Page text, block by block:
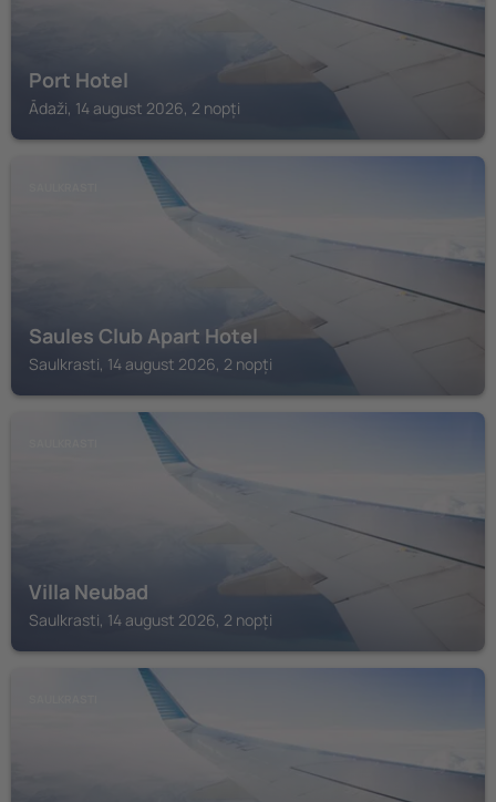
Port Hotel
Ādaži, 14 august 2026, 2 nopți
Saules Club Apart Hotel
Saulkrasti, 14 august 2026, 2 nopți
Villa Neubad
Saulkrasti, 14 august 2026, 2 nopți